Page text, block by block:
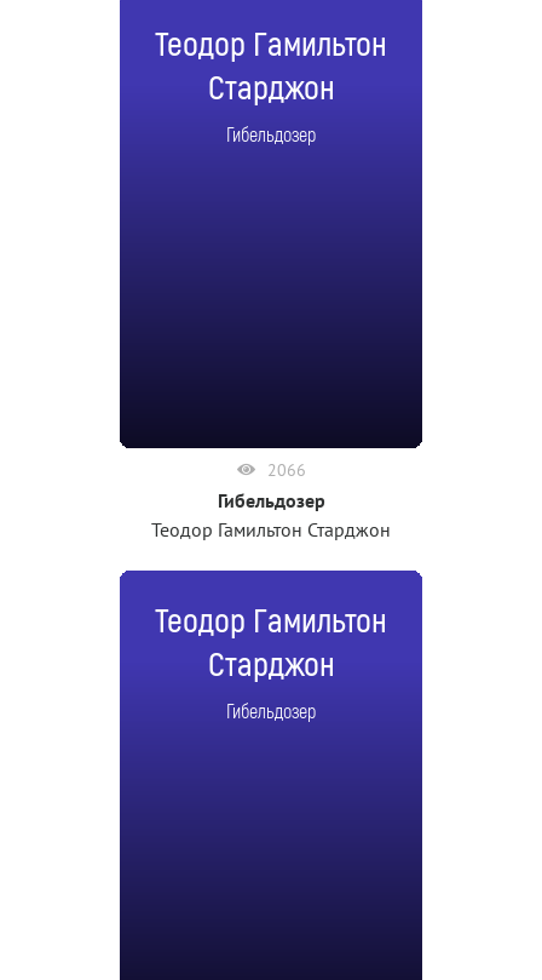
Теодор Гамильтон
Старджон
Гибельдозер
2066
Гибельдозер
Теодор Гамильтон Старджон
Теодор Гамильтон
Старджон
Гибельдозер